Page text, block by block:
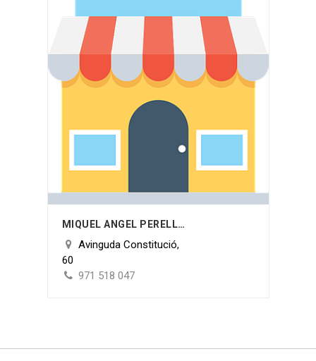
MIQUEL ANGEL PERELLÓ ROSSELLÓ
Avinguda Constitució,
60
971 518 047